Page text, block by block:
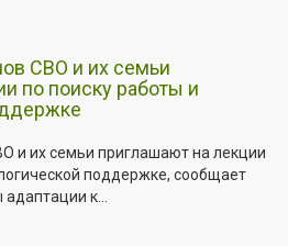
СВО и их семьи
по поиску работы и
и их семьи приглашают на лекции
поддержке, сообщает
к...